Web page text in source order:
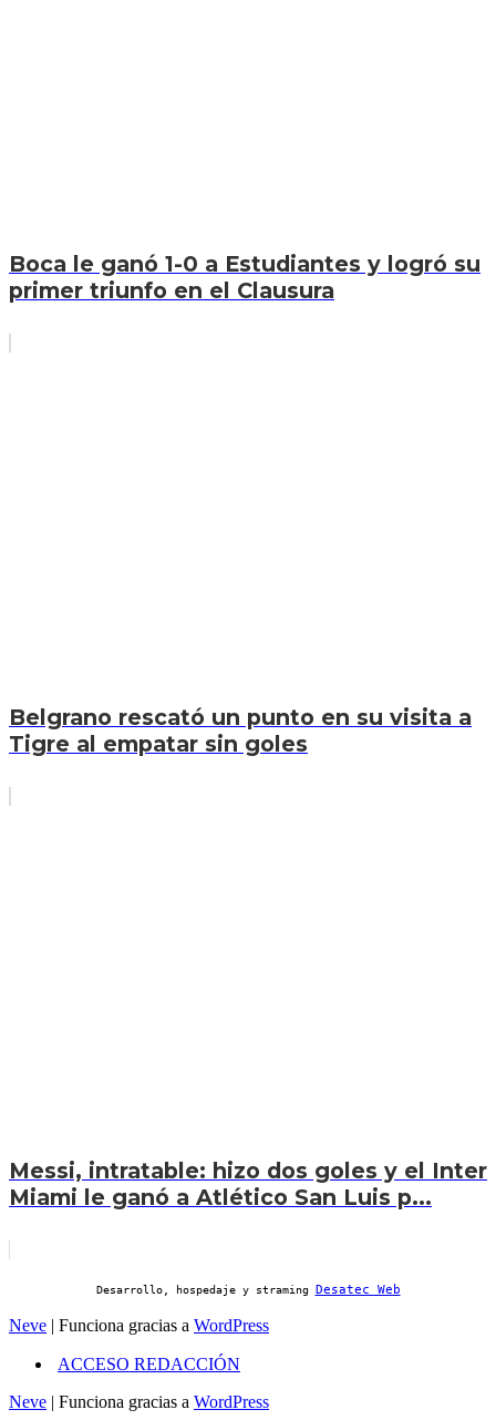
Boca le ganó 1-0 a Estudiantes y logró su
primer triunfo en el Clausura
Belgrano rescató un punto en su visita a
Tigre al empatar sin goles
Messi, intratable: hizo dos goles y el Inter
Miami le ganó a Atlético San Luis p...
Desarrollo, hospedaje y straming Desatec Web
Neve | Funciona gracias a WordPress
ACCESO REDACCIÓN
Neve | Funciona gracias a WordPress